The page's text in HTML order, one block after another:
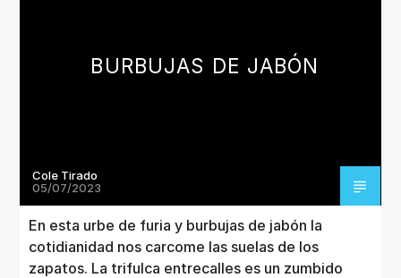
BURBUJAS DE JABÓN
Cole Tirado
05/07/2023
En esta urbe de furia y burbujas de jabón la
cotidianidad nos carcome las suelas de los
zapatos. La trifulca entrecalles es un zumbido